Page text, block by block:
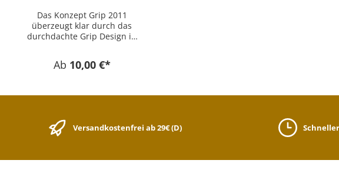
Das Konzept Grip 2011
überzeugt klar durch das
durchdachte Grip Design in
charakteristischen Noppen
Schreibgefühl Optimale
Tinten-Feder-Kombination für
Edelstahlfeder Stabiler
Ab 10,00 €*
Versandkostenfrei ab 29€ (D)